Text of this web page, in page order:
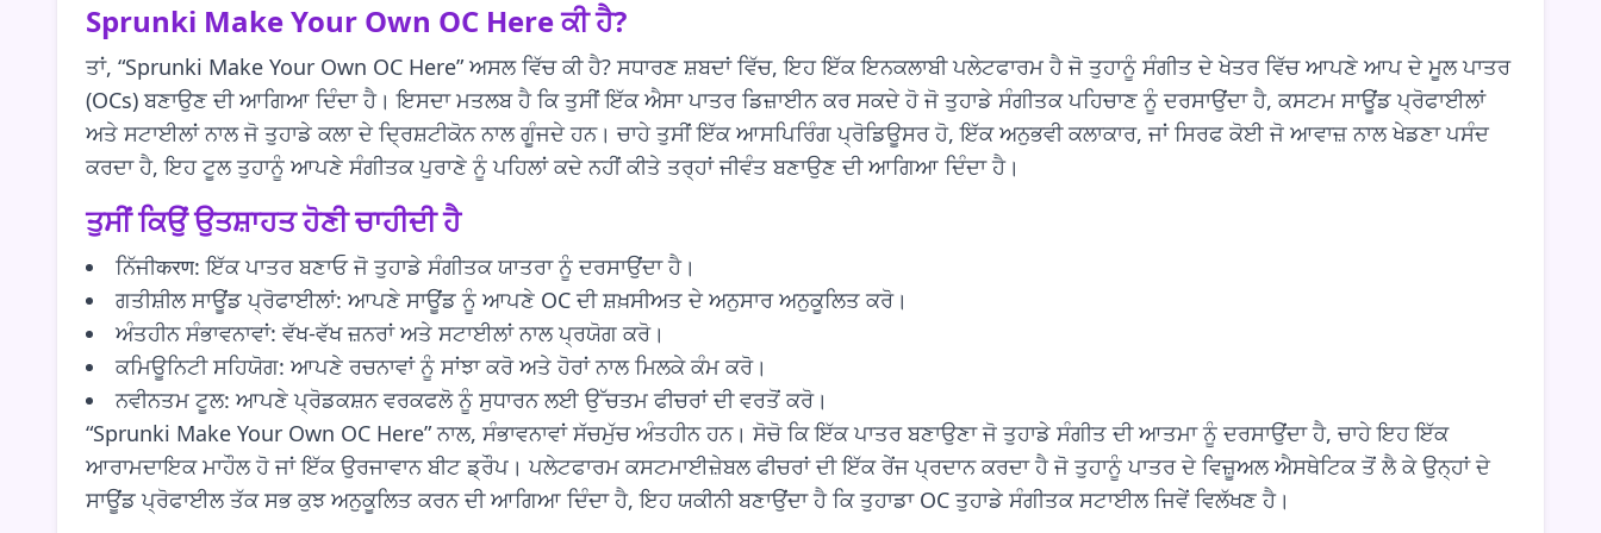
Sprunki Make Your Own OC Here ਕੀ ਹੈ?
ਤਾਂ, “Sprunki Make Your Own OC Here” ਅਸਲ ਵਿੱਚ ਕੀ ਹੈ? ਸਧਾਰਣ ਸ਼ਬਦਾਂ ਵਿੱਚ, ਇਹ ਇੱਕ ਇਨਕਲਾਬੀ ਪਲੇਟਫਾਰਮ ਹੈ ਜੋ ਤੁਹਾਨੂੰ ਸੰਗੀਤ ਦੇ ਖੇਤਰ ਵਿੱਚ ਆਪਣੇ ਆਪ ਦੇ ਮੂਲ ਪਾਤਰ
(OCs) ਬਣਾਉਣ ਦੀ ਆਗਿਆ ਦਿੰਦਾ ਹੈ। ਇਸਦਾ ਮਤਲਬ ਹੈ ਕਿ ਤੁਸੀਂ ਇੱਕ ਐਸਾ ਪਾਤਰ ਡਿਜ਼ਾਈਨ ਕਰ ਸਕਦੇ ਹੋ ਜੋ ਤੁਹਾਡੇ ਸੰਗੀਤਕ ਪਹਿਚਾਣ ਨੂੰ ਦਰਸਾਉਂਦਾ ਹੈ, ਕਸਟਮ ਸਾਊਂਡ ਪ੍ਰੋਫਾਈਲਾਂ
ਅਤੇ ਸਟਾਈਲਾਂ ਨਾਲ ਜੋ ਤੁਹਾਡੇ ਕਲਾ ਦੇ ਦ੍ਰਿਸ਼ਟੀਕੋਨ ਨਾਲ ਗੂੰਜਦੇ ਹਨ। ਚਾਹੇ ਤੁਸੀਂ ਇੱਕ ਆਸਪਿਰਿੰਗ ਪ੍ਰੋਡਿਊਸਰ ਹੋ, ਇੱਕ ਅਨੁਭਵੀ ਕਲਾਕਾਰ, ਜਾਂ ਸਿਰਫ ਕੋਈ ਜੋ ਆਵਾਜ਼ ਨਾਲ ਖੇਡਣਾ ਪਸੰਦ
ਕਰਦਾ ਹੈ, ਇਹ ਟੂਲ ਤੁਹਾਨੂੰ ਆਪਣੇ ਸੰਗੀਤਕ ਪੁਰਾਣੇ ਨੂੰ ਪਹਿਲਾਂ ਕਦੇ ਨਹੀਂ ਕੀਤੇ ਤਰ੍ਹਾਂ ਜੀਵੰਤ ਬਣਾਉਣ ਦੀ ਆਗਿਆ ਦਿੰਦਾ ਹੈ।
ਤੁਸੀਂ ਕਿਉਂ ਉਤਸ਼ਾਹਤ ਹੋਣੀ ਚਾਹੀਦੀ ਹੈ
ਨਿੱਜੀकरण: ਇੱਕ ਪਾਤਰ ਬਣਾਓ ਜੋ ਤੁਹਾਡੇ ਸੰਗੀਤਕ ਯਾਤਰਾ ਨੂੰ ਦਰਸਾਉਂਦਾ ਹੈ।
ਗਤੀਸ਼ੀਲ ਸਾਊਂਡ ਪ੍ਰੋਫਾਈਲਾਂ: ਆਪਣੇ ਸਾਊਂਡ ਨੂੰ ਆਪਣੇ OC ਦੀ ਸ਼ਖ਼ਸੀਅਤ ਦੇ ਅਨੁਸਾਰ ਅਨੁਕੂਲਿਤ ਕਰੋ।
ਅੰਤਹੀਨ ਸੰਭਾਵਨਾਵਾਂ: ਵੱਖ-ਵੱਖ ਜ਼ਨਰਾਂ ਅਤੇ ਸਟਾਈਲਾਂ ਨਾਲ ਪ੍ਰਯੋਗ ਕਰੋ।
ਕਮਿਊਨਿਟੀ ਸਹਿਯੋਗ: ਆਪਣੇ ਰਚਨਾਵਾਂ ਨੂੰ ਸਾਂਝਾ ਕਰੋ ਅਤੇ ਹੋਰਾਂ ਨਾਲ ਮਿਲਕੇ ਕੰਮ ਕਰੋ।
ਨਵੀਨਤਮ ਟੂਲ: ਆਪਣੇ ਪ੍ਰੋਡਕਸ਼ਨ ਵਰਕਫਲੋ ਨੂੰ ਸੁਧਾਰਨ ਲਈ ਉੱਚਤਮ ਫੀਚਰਾਂ ਦੀ ਵਰਤੋਂ ਕਰੋ।
“Sprunki Make Your Own OC Here” ਨਾਲ, ਸੰਭਾਵਨਾਵਾਂ ਸੱਚਮੁੱਚ ਅੰਤਹੀਨ ਹਨ। ਸੋਚੋ ਕਿ ਇੱਕ ਪਾਤਰ ਬਣਾਉਣਾ ਜੋ ਤੁਹਾਡੇ ਸੰਗੀਤ ਦੀ ਆਤਮਾ ਨੂੰ ਦਰਸਾਉਂਦਾ ਹੈ, ਚਾਹੇ ਇਹ ਇੱਕ
ਆਰਾਮਦਾਇਕ ਮਾਹੌਲ ਹੋ ਜਾਂ ਇੱਕ ਉਰਜਾਵਾਨ ਬੀਟ ਡ੍ਰੌਪ। ਪਲੇਟਫਾਰਮ ਕਸਟਮਾਈਜ਼ੇਬਲ ਫੀਚਰਾਂ ਦੀ ਇੱਕ ਰੇਂਜ ਪ੍ਰਦਾਨ ਕਰਦਾ ਹੈ ਜੋ ਤੁਹਾਨੂੰ ਪਾਤਰ ਦੇ ਵਿਜ਼ੂਅਲ ਐਸਥੇਟਿਕ ਤੋਂ ਲੈ ਕੇ ਉਨ੍ਹਾਂ ਦੇ
ਸਾਊਂਡ ਪ੍ਰੋਫਾਈਲ ਤੱਕ ਸਭ ਕੁਝ ਅਨੁਕੂਲਿਤ ਕਰਨ ਦੀ ਆਗਿਆ ਦਿੰਦਾ ਹੈ, ਇਹ ਯਕੀਨੀ ਬਣਾਉਂਦਾ ਹੈ ਕਿ ਤੁਹਾਡਾ OC ਤੁਹਾਡੇ ਸੰਗੀਤਕ ਸਟਾਈਲ ਜਿਵੇਂ ਵਿਲੱਖਣ ਹੈ।